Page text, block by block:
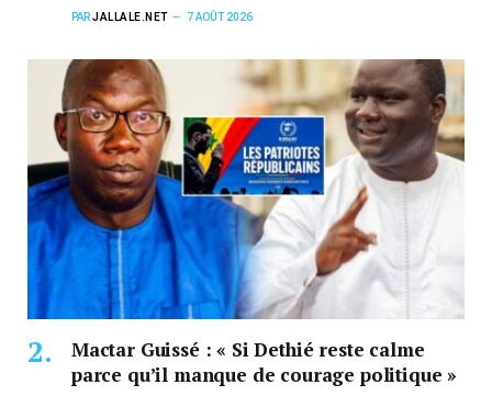
PARJALLALE.NET 7 AOÛT 2026
Mactar Guissé : « Si Dethié reste calme
parce qu’il manque de courage politique »